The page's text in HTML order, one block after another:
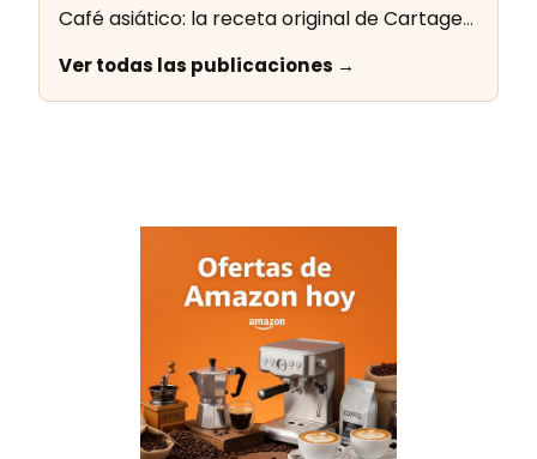
Café asiático: la receta original de Cartagena paso a paso
Ver todas las publicaciones →